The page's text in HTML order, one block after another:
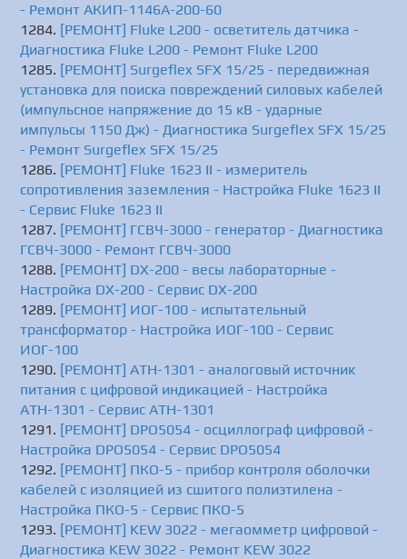
- Ремонт АКИП-1146A-200-60
[РЕМОНТ] Fluke L200 - осветитель датчика -
Диагностика Fluke L200 - Ремонт Fluke L200
[РЕМОНТ] Surgeflex SFX 15/25 - передвижная
установка для поиска повреждений силовых кабелей
(импульсное напряжение до 15 кВ - ударные
импульсы 1150 Дж) - Диагностика Surgeflex SFX 15/25
- Ремонт Surgeflex SFX 15/25
[РЕМОНТ] Fluke 1623 II - измеритель
сопротивления заземления - Настройка Fluke 1623 II
- Сервис Fluke 1623 II
[РЕМОНТ] ГСВЧ-3000 - генератор - Диагностика
ГСВЧ-3000 - Ремонт ГСВЧ-3000
[РЕМОНТ] DX-200 - весы лабораторные -
Настройка DX-200 - Сервис DX-200
[РЕМОНТ] ИОГ-100 - испытательный
трансформатор - Настройка ИОГ-100 - Сервис
ИОГ-100
[РЕМОНТ] АТН-1301 - аналоговый источник
питания с цифровой индикацией - Настройка
АТН-1301 - Сервис АТН-1301
[РЕМОНТ] DPO5054 - осциллограф цифровой -
Настройка DPO5054 - Сервис DPO5054
[РЕМОНТ] ПКО-5 - прибор контроля оболочки
кабелей с изоляцией из сшитого полиэтилена -
Настройка ПКО-5 - Сервис ПКО-5
[РЕМОНТ] KEW 3022 - мегаомметр цифровой -
Диагностика KEW 3022 - Ремонт KEW 3022